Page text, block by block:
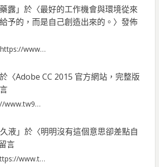
露」於〈最好的工作機會與環境從來
予的，而是自己創造出來的。 〉發佈
www…
〈Adobe CC 2015 官方網站，完整版
www.tw9…
液」於〈明明沒有這個意思卻差點自
言
www.t…